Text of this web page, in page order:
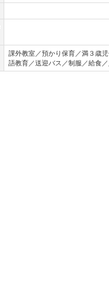
課外教室／預かり保育／満３歳
語教育／送迎バス／制服／給食